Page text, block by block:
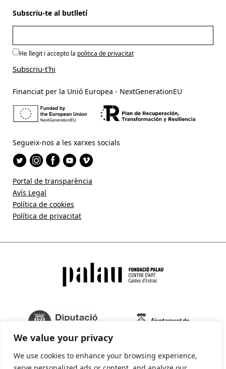
We value your privacy
We use cookies to enhance your browsing experience,
Subscriu-te al butlletí
He llegit i accepto la politica de privacitat
Financiat per la Unió Europea - NextGenerationEU
Segueix-nos a les xarxes socials
Portal de transparència
Avís Legal
Política de cookies
Política de privacitat